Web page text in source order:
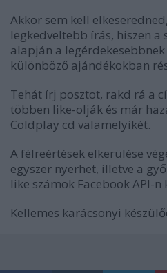
Akkor sem kell
legkedveltebb írás, hiszen a
alapján a
különböző ajándékokban
Tehát írj posztot, rakd rá a
többen like-olják és már
Coldplay cd valamelyikét.
A félreértések elkerülése
egyszer nyerhet, illetve a
like számok Facebook API-
Kellemes karácsonyi